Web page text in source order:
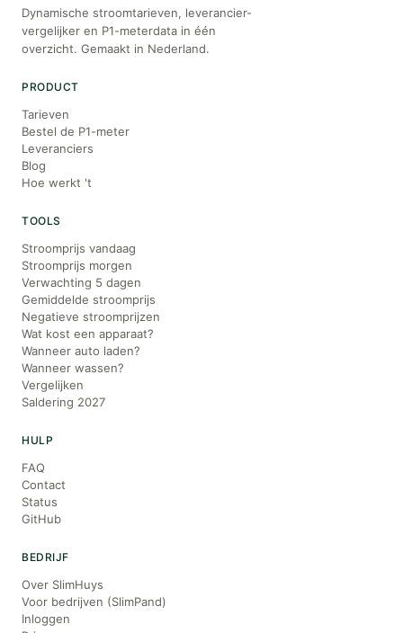
Dynamische stroomtarieven, leverancier-
vergelijker en P1-meterdata in één
overzicht. Gemaakt in Nederland.
PRODUCT
Tarieven
Bestel de P1-meter
Leveranciers
Blog
Hoe werkt 't
TOOLS
Stroomprijs vandaag
Stroomprijs morgen
Verwachting 5 dagen
Gemiddelde stroomprijs
Negatieve stroomprijzen
Wat kost een apparaat?
Wanneer auto laden?
Wanneer wassen?
Vergelijken
Saldering 2027
HULP
FAQ
Contact
Status
GitHub
BEDRIJF
Over SlimHuys
Voor bedrijven (SlimPand)
Inloggen